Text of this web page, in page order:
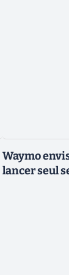
Waymo
lancer seul